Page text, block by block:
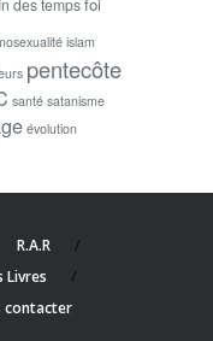
des temps
islam
pentecôte
santé satanisme
évolution
R.A.R
Livres
contacter